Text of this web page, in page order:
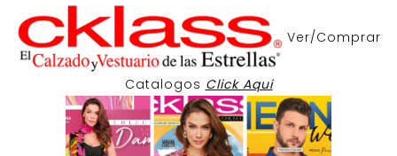
Ver/Comprar
Catalogos Click Aqui